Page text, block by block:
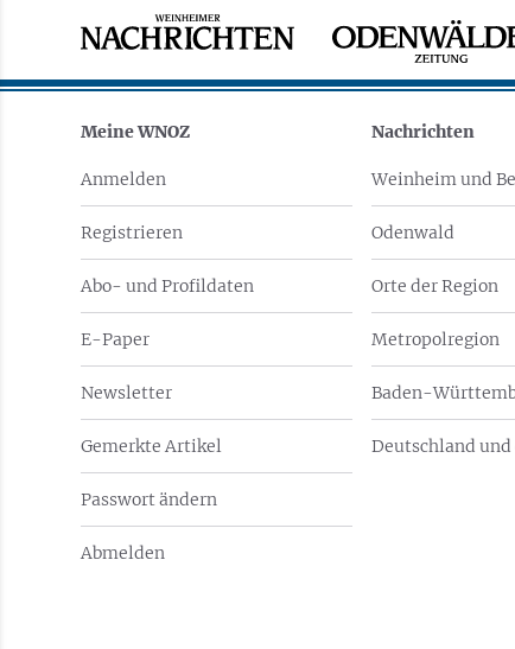
Meine WNOZ
Anmelden
Registrieren
Abo- und Profildaten
E-Paper
Newsletter
Gemerkte Artikel
Passwort ändern
Abmelden
Nachrichten
Weinheim und
Odenwald
Orte der Region
Metropolregion
Baden-
Deutschland